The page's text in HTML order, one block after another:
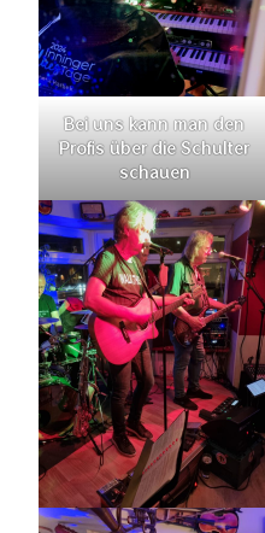
Bei uns kann man den
Profis über die Schulter
schauen